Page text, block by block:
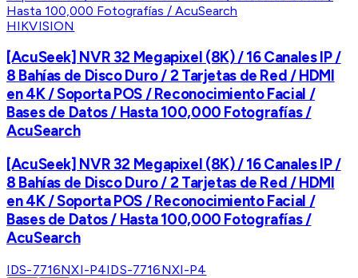
HIKVISION
[AcuSeek] NVR 32 Megapixel (8K) / 16 Canales IP /
8 Bahías de Disco Duro / 2 Tarjetas de Red / HDMI
en 4K / Soporta POS / Reconocimiento Facial /
Bases de Datos / Hasta 100,000 Fotografías /
AcuSearch
[AcuSeek] NVR 32 Megapixel (8K) / 16 Canales IP /
8 Bahías de Disco Duro / 2 Tarjetas de Red / HDMI
en 4K / Soporta POS / Reconocimiento Facial /
Bases de Datos / Hasta 100,000 Fotografías /
AcuSearch
IDS-7716NXI-P4IDS-7716NXI-P4